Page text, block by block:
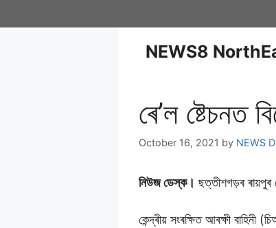
NEWS8
ৰে’ল
October 16, 2021 by NEWS
নিউজ ডেস্ক। ছত্তীশগড়ৰ ৰায়পুৰ
কেন্দ্ৰীয় সংৰক্ষিত আৰক্ষী